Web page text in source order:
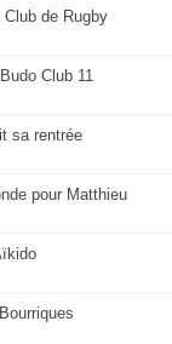
de Rugby
Club 11
sa rentrée
pour Matthieu